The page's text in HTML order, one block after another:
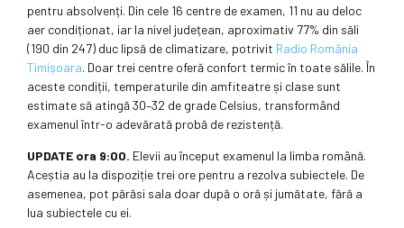
pentru absolvenți. Din cele 16 centre de examen, 11 nu au deloc
aer condiționat, iar la nivel județean, aproximativ 77% din săli
(190 din 247) duc lipsă de climatizare, potrivit Radio România
Timișoara. Doar trei centre oferă confort termic în toate sălile. În
aceste condiții, temperaturile din amfiteatre și clase sunt
estimate să atingă 30–32 de grade Celsius, transformând
examenul într-o adevărată probă de rezistență.
UPDATE ora 9:00. Elevii au început examenul la limba română.
Aceștia au la dispoziție trei ore pentru a rezolva subiectele. De
asemenea, pot părăsi sala doar după o oră și jumătate, fără a
lua subiectele cu ei.